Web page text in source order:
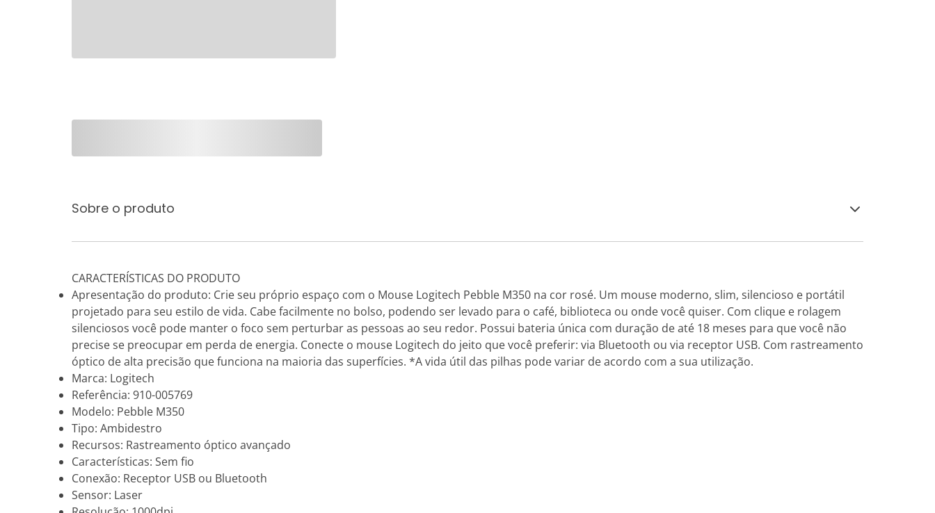
Sobre o produto
CARACTERÍSTICAS DO PRODUTO
Apresentação do produto: Crie seu próprio espaço com o Mouse Logitech Pebble M350 na cor rosé. Um mouse moderno, slim, silencioso e portátil
projetado para seu estilo de vida. Cabe facilmente no bolso, podendo ser levado para o café, biblioteca ou onde você quiser. Com clique e rolagem
silenciosos você pode manter o foco sem perturbar as pessoas ao seu redor. Possui bateria única com duração de até 18 meses para que você não
precise se preocupar em perda de energia. Conecte o mouse Logitech do jeito que você preferir: via Bluetooth ou via receptor USB. Com rastreamento
óptico de alta precisão que funciona na maioria das superfícies. *A vida útil das pilhas pode variar de acordo com a sua utilização.
Marca: Logitech
Referência: 910-005769
Modelo: Pebble M350
Tipo: Ambidestro
Recursos: Rastreamento óptico avançado
Características: Sem fio
Conexão: Receptor USB ou Bluetooth
Sensor: Laser